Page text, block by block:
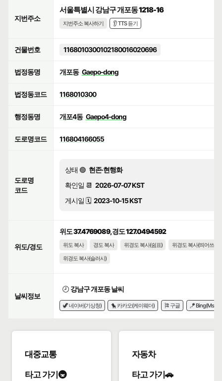
지번주소
서울특별시 강남구 개포동 1218-16
지번주소 복사하기 👂 TTS 듣기
건물번호 1168010300102180016020696
법정동명 개포동 Gaepo-dong
법정동코드 1168010300
행정동명 개포4동 Gaepo4-dong
도로명코드 116804166055
도로명
코드
상태 🟢 현존·현행화
확인일 📆 2026-07-07 KST
게시일 🗓️ 2023-10-15 KST
위도/경도
위도 37.4769089, 경도 127.0494592
위도 복사 경도 복사 위경도 복사(쉼표)
위경도 복사(띄어쓰기)
위경도 복사(슬러시)
날씨정보
🕗 강남구 개포동 날씨
🦖 네이버(기상청) 🐤 카카오(케이웨더) 🎏 구글 🪁 Bing(Msn)
대중교통
타고 가기🚇
자동차
타고 가기🚗